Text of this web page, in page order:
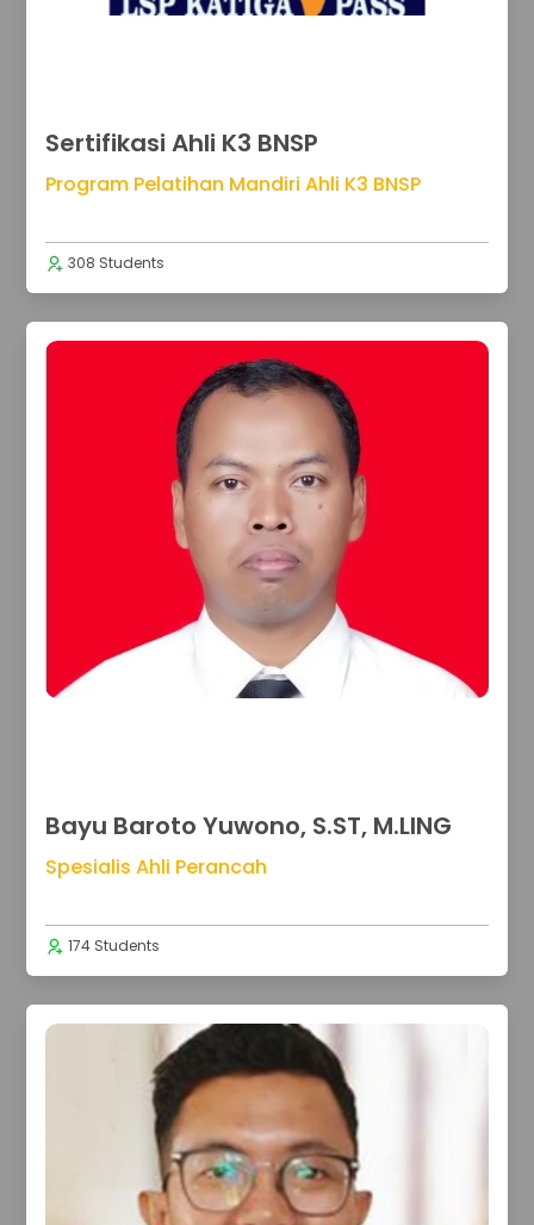
Sertifikasi Ahli K3 BNSP
Program Pelatihan Mandiri Ahli K3 BNSP
308 Students
Bayu Baroto Yuwono, S.ST, M.LING
Spesialis Ahli Perancah
174 Students